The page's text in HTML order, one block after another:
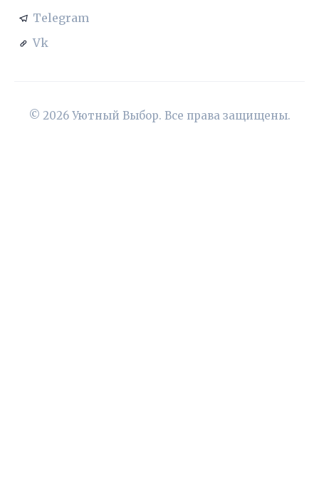
Telegram
Vk
© 2026 Уютный Выбор. Все права защищены.